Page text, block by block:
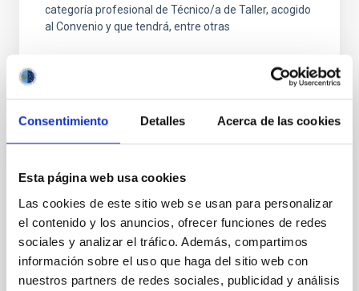
Consentimiento Detalles Acerca de las cookies
Esta página web usa cookies
Las cookies de este sitio web se usan para personalizar
el contenido y los anuncios, ofrecer funciones de redes
sociales y analizar el tráfico. Además, compartimos
información sobre el uso que haga del sitio web con
nuestros partners de redes sociales, publicidad y análisis
categoría profesional de Técnico/a de Taller, acogido
al Convenio y que tendrá, entre otras
MANTENIMIENTO GENERAL
OBSERVATORIOS (ORM-LA PALMA) - FIJO
LABORAL -PS-2026-031
Se convoca proceso selectivo para el ingreso, como